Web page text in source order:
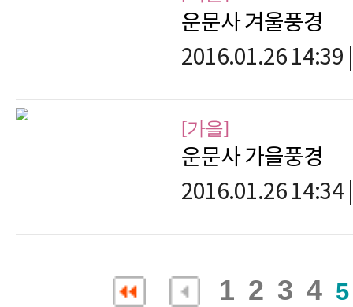
운문사 겨울풍경
2016.01.26 14:39
[가을]
운문사 가을풍경
2016.01.26 14:34
1 2 3 4 5